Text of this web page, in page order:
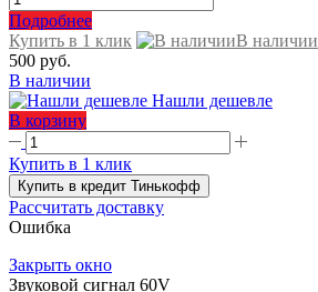
Подробнее
Купить в 1 клик
В наличии
500 руб.
В наличии
Нашли дешевле
В корзину
Купить в 1 клик
Купить в кредит Тинькофф
Рассчитать доставку
Ошибка
Закрыть окно
Звуковой сигнал 60V